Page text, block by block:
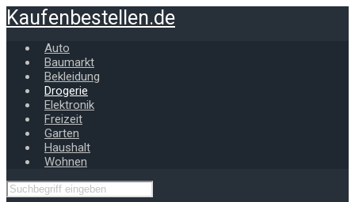
Zum
Hauptinhalt
springen
Kaufenbestellen.de
Auto
Baumarkt
Bekleidung
Drogerie
Elektronik
Freizeit
Garten
Haushalt
Wohnen